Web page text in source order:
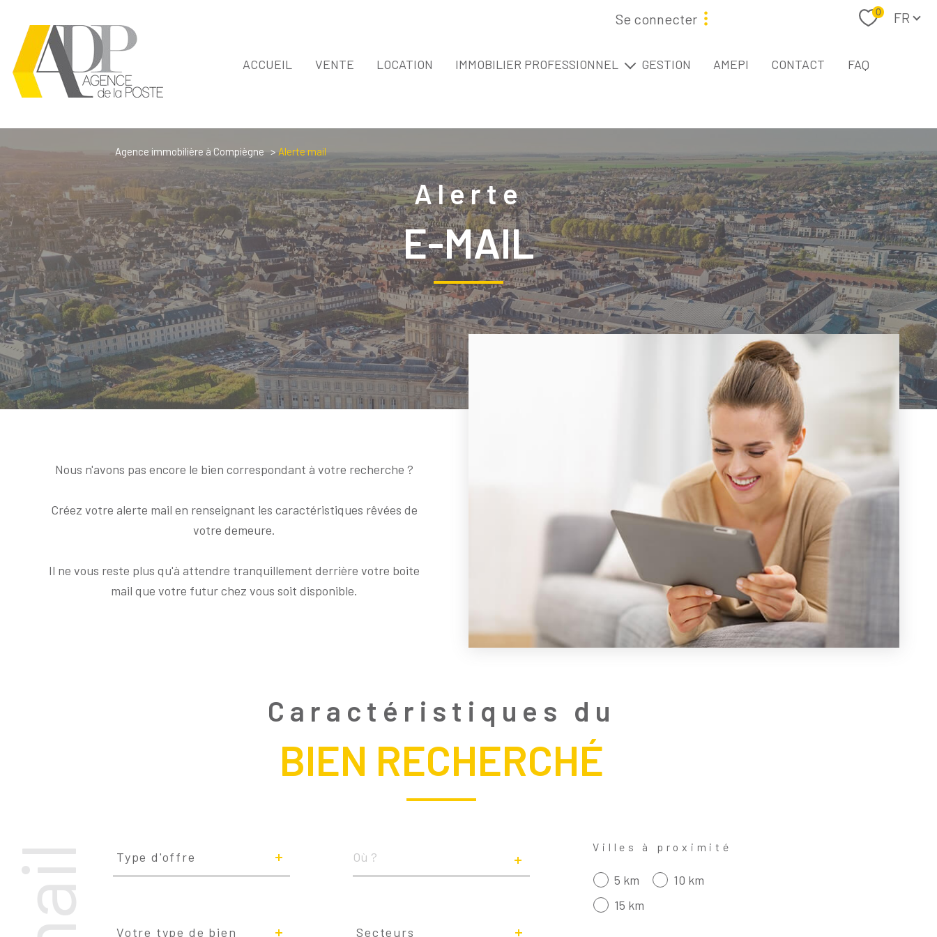
Se connecter 0 FR
ACCUEIL VENTE LOCATION IMMOBILIER PROFESSIONNEL GESTION AMEPI CONTACT FAQ
Agence immobilière à Compiègne Alerte mail
Alerte
E-MAIL
Nous n'avons pas encore le bien correspondant à votre recherche ?
Créez votre alerte mail en renseignant les caractéristiques rêvées de
votre demeure.
Il ne vous reste plus qu'à attendre tranquillement derrière votre boite
mail que votre futur chez vous soit disponible.
Caractéristiques du
BIEN RECHERCHÉ
d'offre
Type d'offre
de
Votre type de bien Secteurs
Villes à proximité
5 km
10 km
15 km